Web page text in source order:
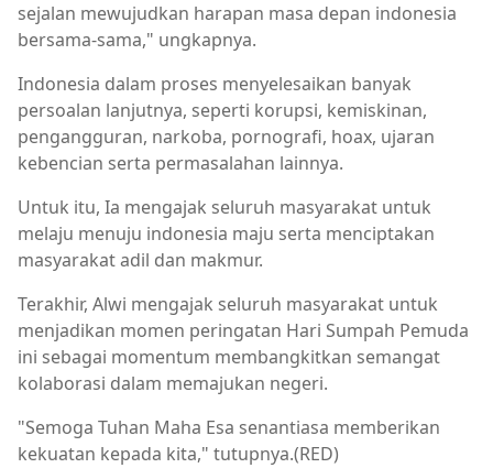
sejalan mewujudkan harapan masa depan indonesia
bersama-sama," ungkapnya.
Indonesia dalam proses menyelesaikan banyak
persoalan lanjutnya, seperti korupsi, kemiskinan,
pengangguran, narkoba, pornografi, hoax, ujaran
kebencian serta permasalahan lainnya.
Untuk itu, Ia mengajak seluruh masyarakat untuk
melaju menuju indonesia maju serta menciptakan
masyarakat adil dan makmur.
Terakhir, Alwi mengajak seluruh masyarakat untuk
menjadikan momen peringatan Hari Sumpah Pemuda
ini sebagai momentum membangkitkan semangat
kolaborasi dalam memajukan negeri.
"Semoga Tuhan Maha Esa senantiasa memberikan
kekuatan kepada kita," tutupnya.(RED)